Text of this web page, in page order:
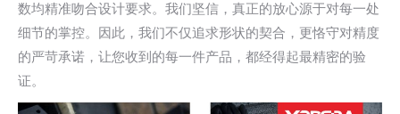
数均精准吻合设计要求。我们坚信，真正的放心源于对每一处
细节的掌控。因此，我们不仅追求形状的契合，更恪守对精度
的严苛承诺，让您收到的每一件产品，都经得起最精密的验
证。